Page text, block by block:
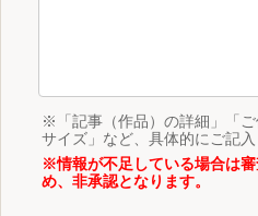
※「記事（作品）の詳細」「
サイズ」など、具体的にご記入
※情報が不足している場合は
め、非承認となります。